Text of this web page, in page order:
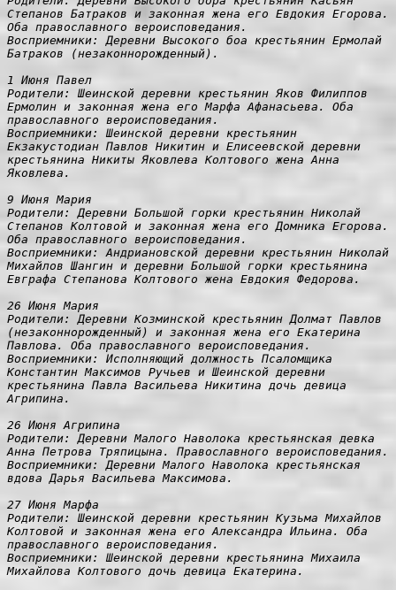
Степанов Батраков и законная жена его Евдокия Егорова.
Оба православного вероисповедания.
Восприемники: Деревни Высокого боа крестьянин Ермолай
Батраков (незаконнорожденный).
1 Июня Павел
Родители: Шеинской деревни крестьянин Яков Филиппов
Ермолин и законная жена его Марфа Афанасьева. Оба
православного вероисповедания.
Восприемники: Шеинской деревни крестьянин
Екзакустодиан Павлов Никитин и Елисеевской деревни
крестьянина Никиты Яковлева Колтового жена Анна
Яковлева.
9 Июня Мария
Родители: Деревни Большой горки крестьянин Николай
Степанов Колтовой и законная жена его Домника Егорова.
Оба православного вероисповедания.
Восприемники: Андриановской деревни крестьянин Николай
Михайлов Шангин и деревни Большой горки крестьянина
Евграфа Степанова Колтового жена Евдокия Федорова.
26 Июня Мария
Родители: Деревни Козминской крестьянин Долмат Павлов
(незаконнорожденный) и законная жена его Екатерина
Павлова. Оба православного вероисповедания.
Восприемники: Исполняющий должность Псаломщика
Константин Максимов Ручьев и Шеинской деревни
крестьянина Павла Васильева Никитина дочь девица
Агрипина.
26 Июня Агрипина
Родители: Деревни Малого Наволока крестьянская девка
Анна Петрова Тряпицына. Православного вероисповедания.
Восприемники: Деревни Малого Наволока крестьянская
вдова Дарья Васильева Максимова.
27 Июня Марфа
Родители: Шеинской деревни крестьянин Кузьма Михайлов
Колтовой и законная жена его Александра Ильина. Оба
православного вероисповедания.
Восприемники: Шеинской деревни крестьянина Михаила
Михайлова Колтового дочь девица Екатерина.